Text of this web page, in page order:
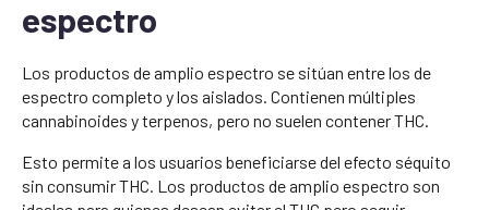
espectro
Los productos de amplio espectro se sitúan entre los de
espectro completo y los aislados. Contienen múltiples
cannabinoides y terpenos, pero no suelen contener THC.
Esto permite a los usuarios beneficiarse del efecto séquito
sin consumir THC. Los productos de amplio espectro son